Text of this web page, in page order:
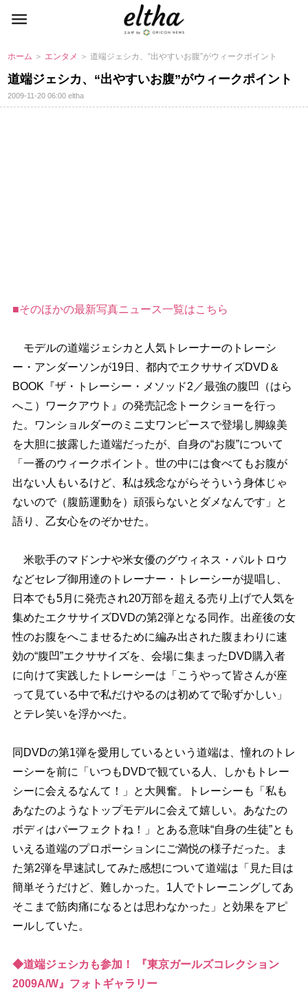
ホーム ＞ エンタメ ＞ 道端ジェシカ、“出やすいお腹”がウィークポイント
道端ジェシカ、“出やすいお腹”がウィークポイント
2009-11-20 06:00eltha
■そのほかの最新写真ニュース一覧はこちら
モデルの道端ジェシカと人気トレーナーのトレーシ
ー・アンダーソンが19日、都内でエクササイズDVD＆
BOOK『ザ・トレーシー・メソッド2／最強の腹凹（はら
へこ）ワークアウト』の発売記念トークショーを行っ
た。ワンショルダーのミニ丈ワンピースで登場し脚線美
を大胆に披露した道端だったが、自身の“お腹”について
「一番のウィークポイント。世の中には食べてもお腹が
出ない人もいるけど、私は残念ながらそういう身体じゃ
ないので（腹筋運動を）頑張らないとダメなんです」と
語り、乙女心をのぞかせた。
米歌手のマドンナや米女優のグウィネス・パルトロウ
などセレブ御用達のトレーナー・トレーシーが提唱し、
日本でも5月に発売され20万部を超える売り上げで人気を
集めたエクササイズDVDの第2弾となる同作。出産後の女
性のお腹をへこませるために編み出された腹まわりに速
効の“腹凹”エクササイズを、会場に集まったDVD購入者
に向けて実践したトレーシーは「こうやって皆さんが座
って見ている中で私だけやるのは初めてで恥ずかしい」
とテレ笑いを浮かべた。
同DVDの第1弾を愛用しているという道端は、憧れのトレ
ーシーを前に「いつもDVDで観ている人、しかもトレー
シーに会えるなんて！」と大興奮。トレーシーも「私も
あなたのようなトップモデルに会えて嬉しい。あなたの
ボディはパーフェクトね！」とある意味“自身の生徒”とも
いえる道端のプロポーションにご満悦の様子だった。ま
た第2弾を早速試してみた感想について道端は「見た目は
簡単そうだけど、難しかった。1人でトレーニングしてあ
そこまで筋肉痛になるとは思わなかった」と効果をアピ
ールしていた。
◆道端ジェシカも参加！ 『東京ガールズコレクション
2009A/W』フォトギャラリー